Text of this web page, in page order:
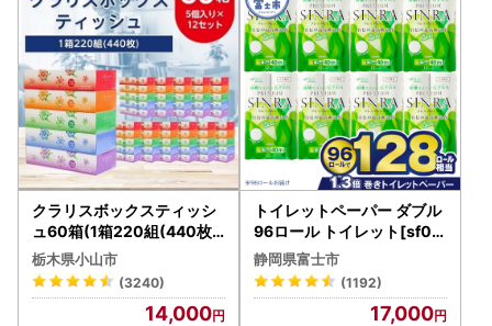
クラリスボックスティッシ
ュ60箱(1箱220組(440枚))
(5個入り×12セット)【配送
不可地域：離島・沖縄県】
【1256759】
栃木県小山市
(3240)
14,000
トイレットペーパー ダブル
96ロール トイレット[sf00
1-012]
静岡県富士市
(1192)
17,000